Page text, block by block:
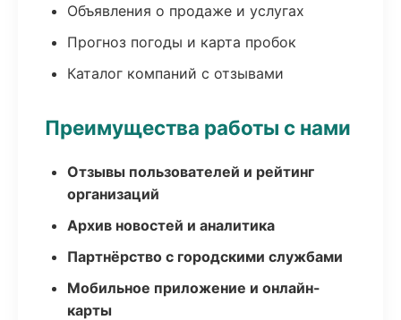
Объявления о продаже и услугах
Прогноз погоды и карта пробок
Каталог компаний с отзывами
Преимущества работы с нами
Отзывы пользователей и рейтинг
организаций
Архив новостей и аналитика
Партнёрство с городскими службами
Мобильное приложение и онлайн-
карты